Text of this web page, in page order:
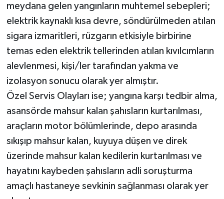
meydana gelen yangınların muhtemel sebepleri;
elektrik kaynaklı kısa devre, söndürülmeden atılan
sigara izmaritleri, rüzgarın etkisiyle birbirine
temas eden elektrik tellerinden atılan kıvılcımların
alevlenmesi, kişi/ler tarafından yakma ve
izolasyon sonucu olarak yer almıştır.
Özel Servis Olayları ise; yangına karşı tedbir alma,
asansörde mahsur kalan şahısların kurtarılması,
araçların motor bölümlerinde, depo arasında
sıkışıp mahsur kalan, kuyuya düşen ve direk
üzerinde mahsur kalan kedilerin kurtarılması ve
hayatını kaybeden şahısların adli soruşturma
amaçlı hastaneye sevkinin sağlanması olarak yer